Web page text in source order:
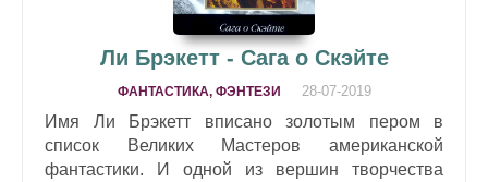
Ли Брэкетт - Сага о Скэйте
ФАНТАСТИКА, ФЭНТЕЗИ 28-07-2019
Имя Ли Брэкетт вписано золотым пером в
список Великих Мастеров американской
фантастики. И одной из вершин творчества